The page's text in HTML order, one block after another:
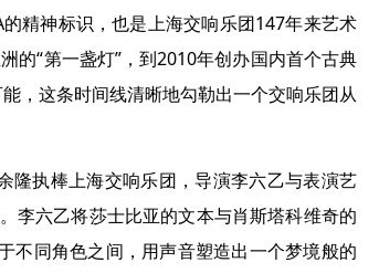
神标识，也是上海交响乐团147年来艺术
的“第一盏灯”，到2010年创办国内首个古典
，这条时间线清晰地勾勒出一个交响乐团从
执棒上海交响乐团，导演李六乙与表演艺
李六乙将莎士比亚的文本与肖斯塔科维奇的
不同角色之间，用声音塑造出一个梦境般的